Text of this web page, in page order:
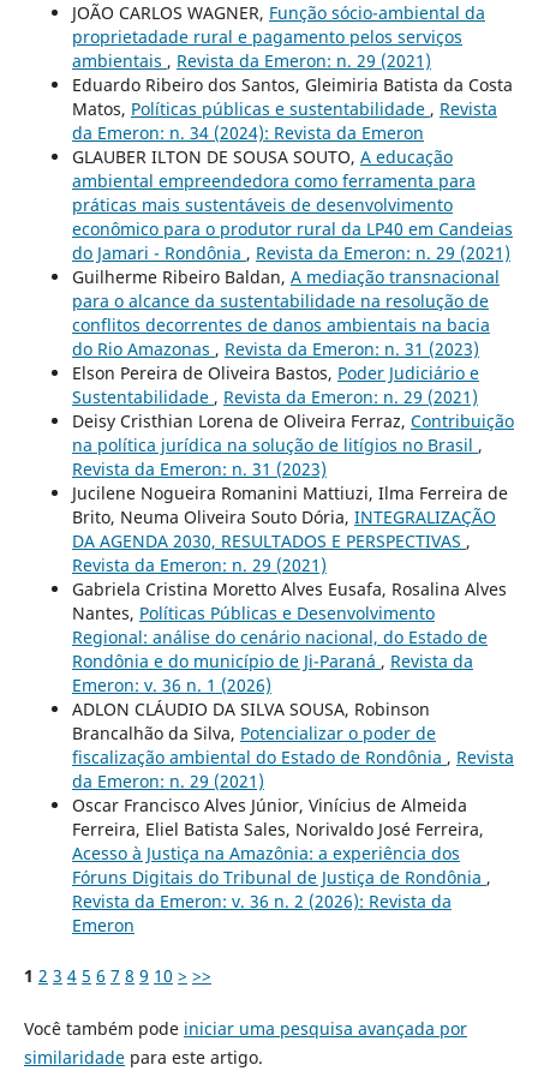
JOÃO CARLOS WAGNER, Função sócio-ambiental da
proprietadade rural e pagamento pelos serviços
ambientais , Revista da Emeron: n. 29 (2021)
Eduardo Ribeiro dos Santos, Gleimiria Batista da Costa
Matos, Políticas públicas e sustentabilidade , Revista
da Emeron: n. 34 (2024): Revista da Emeron
GLAUBER ILTON DE SOUSA SOUTO, A educação
ambiental empreendedora como ferramenta para
práticas mais sustentáveis de desenvolvimento
econômico para o produtor rural da LP40 em Candeias
do Jamari - Rondônia , Revista da Emeron: n. 29 (2021)
Guilherme Ribeiro Baldan, A mediação transnacional
para o alcance da sustentabilidade na resolução de
conflitos decorrentes de danos ambientais na bacia
do Rio Amazonas , Revista da Emeron: n. 31 (2023)
Elson Pereira de Oliveira Bastos, Poder Judiciário e
Sustentabilidade , Revista da Emeron: n. 29 (2021)
Deisy Cristhian Lorena de Oliveira Ferraz, Contribuição
na política jurídica na solução de litígios no Brasil ,
Revista da Emeron: n. 31 (2023)
Jucilene Nogueira Romanini Mattiuzi, Ilma Ferreira de
Brito, Neuma Oliveira Souto Dória, INTEGRALIZAÇÃO
DA AGENDA 2030, RESULTADOS E PERSPECTIVAS ,
Revista da Emeron: n. 29 (2021)
Gabriela Cristina Moretto Alves Eusafa, Rosalina Alves
Nantes, Políticas Públicas e Desenvolvimento
Regional: análise do cenário nacional, do Estado de
Rondônia e do município de Ji-Paraná , Revista da
Emeron: v. 36 n. 1 (2026)
ADLON CLÁUDIO DA SILVA SOUSA, Robinson
Brancalhão da Silva, Potencializar o poder de
fiscalização ambiental do Estado de Rondônia , Revista
da Emeron: n. 29 (2021)
Oscar Francisco Alves Júnior, Vinícius de Almeida
Ferreira, Eliel Batista Sales, Norivaldo José Ferreira,
Acesso à Justiça na Amazônia: a experiência dos
Fóruns Digitais do Tribunal de Justiça de Rondônia ,
Revista da Emeron: v. 36 n. 2 (2026): Revista da
Emeron
1 2 3 4 5 6 7 8 9 10 > >>
Você também pode iniciar uma pesquisa avançada por
similaridadepara este artigo.